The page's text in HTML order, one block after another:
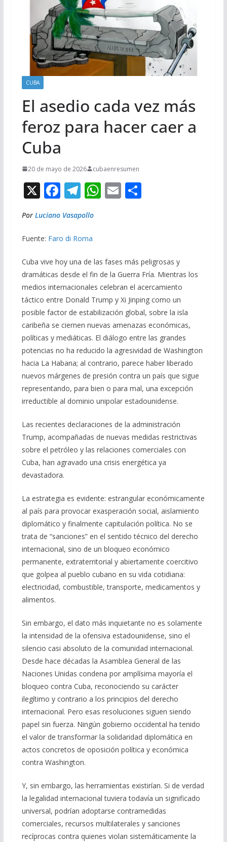
CUBA
El asedio cada vez más
feroz para hacer caer a
Cuba
20 de mayo de 2026 cubaenresumen
X F
e
b
o
o
k
T
el
e
gr
a
m
W
A
p
p
E C
ar
ti
r
Por Luciano Vasapollo
Fuente: Faro di Roma
Cuba vive hoy una de las fases más peligrosas y
dramáticas desde el fin de la Guerra Fría. Mientras los
medios internacionales celebran el acercamiento
táctico entre Donald Trump y Xi Jinping como un
posible factor de estabilización global, sobre la isla
caribeña se ciernen nuevas amenazas económicas,
políticas y mediáticas. El diálogo entre las grandes
potencias no ha reducido la agresividad de Washington
hacia La Habana; al contrario, parece haber liberado
nuevos márgenes de presión contra un país que sigue
representando, para bien o para mal, una excepción
irreductible al dominio unipolar estadounidense.
Las recientes declaraciones de la administración
Trump, acompañadas de nuevas medidas restrictivas
sobre el petróleo y las relaciones comerciales con
Cuba, han agravado una crisis energética ya
devastadora.
La estrategia es evidente: estrangular económicamente
al país para provocar exasperación social, aislamiento
diplomático y finalmente capitulación política. No se
trata de “sanciones” en el sentido técnico del derecho
internacional, sino de un bloqueo económico
permanente, extraterritorial y abiertamente coercitivo
que golpea al pueblo cubano en su vida cotidiana:
electricidad, combustible, transporte, medicamentos y
alimentos.
Sin embargo, el dato más inquietante no es solamente
la intensidad de la ofensiva estadounidense, sino el
silencio casi absoluto de la comunidad internacional.
Desde hace décadas la Asamblea General de las
Naciones Unidas condena por amplísima mayoría el
bloqueo contra Cuba, reconociendo su carácter
ilegítimo y contrario a los principios del derecho
internacional. Pero esas resoluciones siguen siendo
papel sin fuerza. Ningún gobierno occidental ha tenido
el valor de transformar la solidaridad diplomática en
actos concretos de oposición política y económica
contra Washington.
Y, sin embargo, las herramientas existirían. Si de verdad
la legalidad internacional tuviera todavía un significado
universal, podrían adoptarse contramedidas
comerciales, recursos multilaterales y sanciones
recíprocas contra quienes violan sistemáticamente la